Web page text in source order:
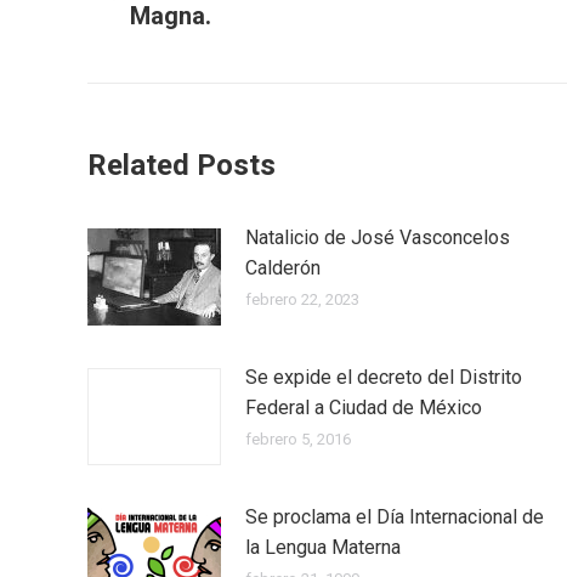
Magna.
Related Posts
Natalicio de José Vasconcelos
Calderón
febrero 22, 2023
Se expide el decreto del Distrito
Federal a Ciudad de México
febrero 5, 2016
Se proclama el Día Internacional de
la Lengua Materna